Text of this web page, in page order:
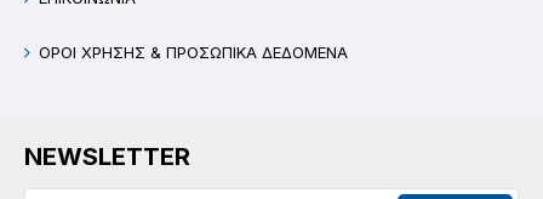
ΟΡΟΙ ΧΡΗΣΗΣ & ΠΡΟΣΩΠΙΚΑ ΔΕΔΟΜΕΝΑ
NEWSLETTER